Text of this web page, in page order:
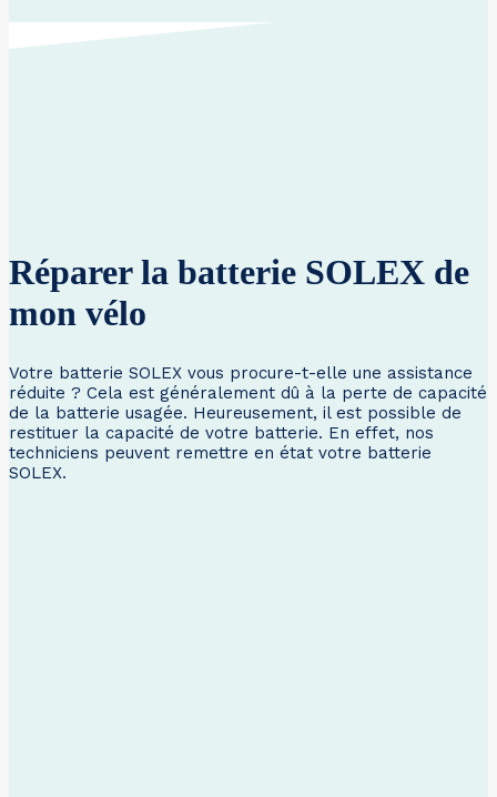
Réparer la batterie SOLEX de
mon vélo
Votre batterie SOLEX vous procure-t-elle une assistance
réduite ? Cela est généralement dû à la perte de capacité
de la batterie usagée. Heureusement, il est possible de
restituer la capacité de votre batterie. En effet, nos
techniciens peuvent remettre en état votre batterie
SOLEX.